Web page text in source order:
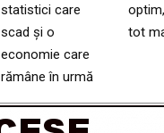
statistici care
scad și o
economie care
rămâne în urmă
tot